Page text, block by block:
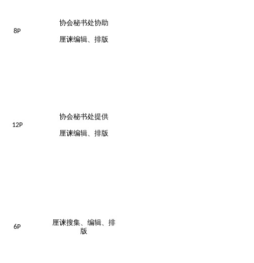
8P
协会秘书处协助
厘谏编辑、排版
12P
协会秘书处提供
厘谏编辑、排版
6P
厘谏搜集、编辑、排
版